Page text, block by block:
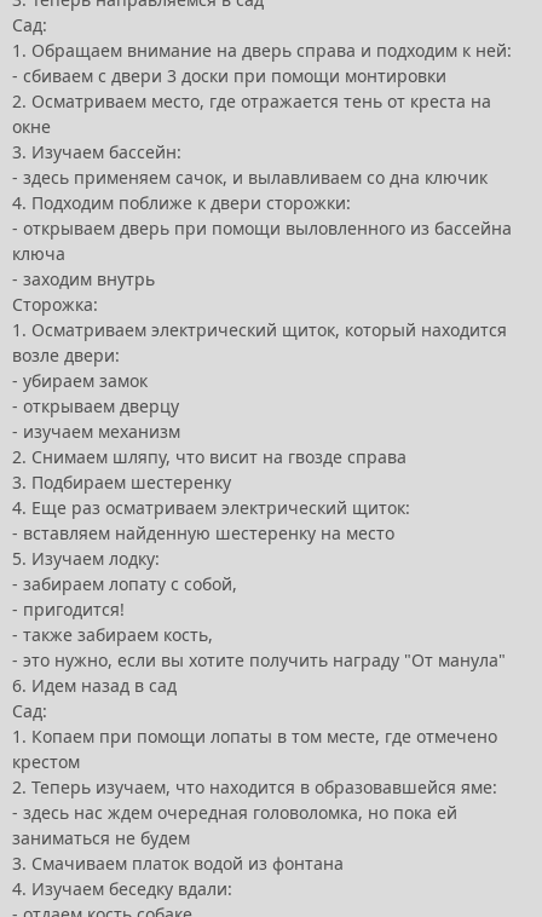
Сад:
1. Обращаем внимание на дверь справа и подходим к ней:
- сбиваем с двери 3 доски при помощи монтировки
2. Осматриваем место, где отражается тень от креста на
окне
3. Изучаем бассейн:
- здесь применяем сачок, и вылавливаем со дна ключик
4. Подходим поближе к двери сторожки:
- открываем дверь при помощи выловленного из бассейна
ключа
- заходим внутрь
Сторожка:
1. Осматриваем электрический щиток, который находится
возле двери:
- убираем замок
- открываем дверцу
- изучаем механизм
2. Снимаем шляпу, что висит на гвозде справа
3. Подбираем шестеренку
4. Еще раз осматриваем электрический щиток:
- вставляем найденную шестеренку на место
5. Изучаем лодку:
- забираем лопату с собой,
- пригодится!
- также забираем кость,
- это нужно, если вы хотите получить награду "От манула"
6. Идем назад в сад
Сад:
1. Копаем при помощи лопаты в том месте, где отмечено
крестом
2. Теперь изучаем, что находится в образовавшейся яме:
- здесь нас ждем очередная головоломка, но пока ей
заниматься не будем
3. Смачиваем платок водой из фонтана
4. Изучаем беседку вдали: